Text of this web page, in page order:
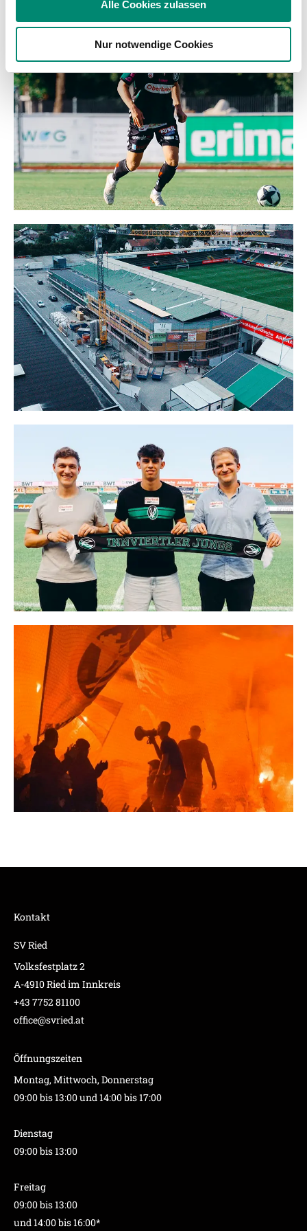
Partner führen diese Informationen möglicherweise mit
weiteren Daten zusammen, die Sie ihnen bereitgestellt
haben oder die sie im Rahmen Ihrer Nutzung der Dienste
gesammelt haben.
Weitere Details, insbesondere zu Speicherdauer und
Empfänger entnehmen Sie unserer
Datenschutzerklärung.
Alle Cookies zulassen
Nur notwendige Cookies
Kontakt
SV Ried
Volksfestplatz 2
A-4910 Ried im Innkreis
+43 7752 81100
office@svried.at
Öffnungszeiten
Montag, Mittwoch, Donnerstag
09:00 bis 13:00 und 14:00 bis 17:00
Dienstag
09:00 bis 13:00
Freitag
09:00 bis 13:00
und 14:00 bis 16:00*